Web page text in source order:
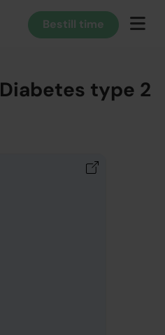
Bestill time
Diabetes type 2